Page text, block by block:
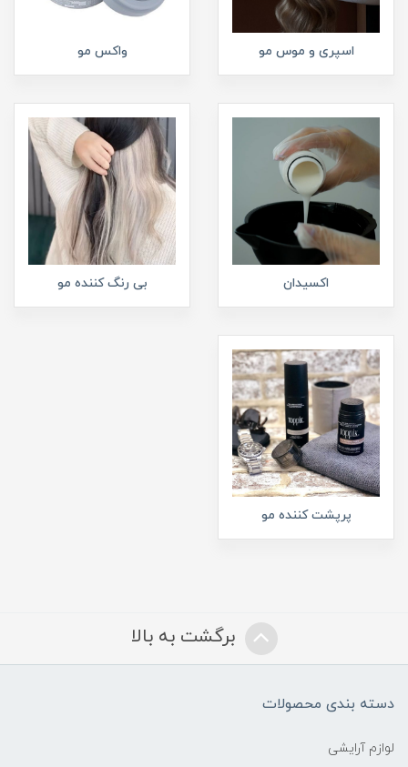
اسپری و موس مو واکس مو
اکسیدان بی رنگ کننده مو
پرپشت کننده مو
برگشت به بالا
دسته بندی محصولات
لوازم آرایشی